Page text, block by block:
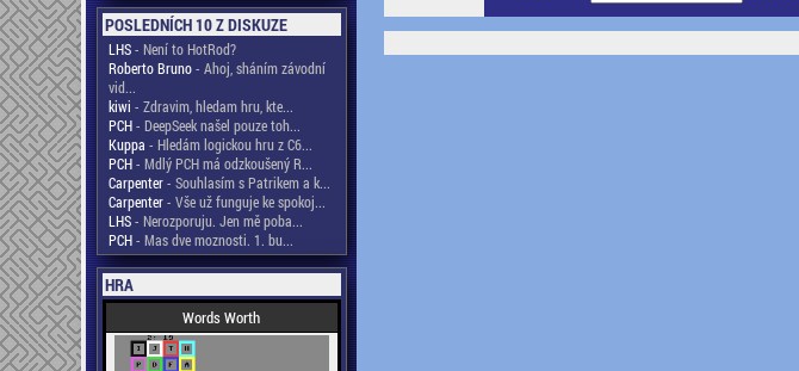
POSLEDNÍCH 10 Z DISKUZE
LHS- Není to HotRod?
Roberto Bruno- Ahoj, sháním závodní
vid...
kiwi - Zdravim, hledam hru, kte...
PCH- DeepSeek našel pouze toh...
Kuppa - Hledám logickou hru z C6...
PCH- Mdlý PCH má odzkoušený R...
Carpenter- Souhlasím s Patrikem a k...
Carpenter- Vše už funguje ke spokoj...
LHS- Nerozporuju. Jen mě poba...
PCH- Mas dve moznosti. 1. bu...
HRA
Words Worth